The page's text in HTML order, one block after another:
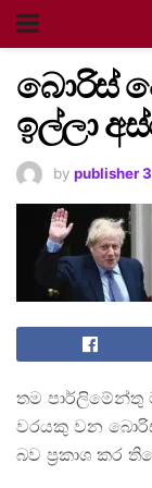
බොරිස්
ඉල්ලා
by publisher 3
තම පාර්ලිමේන්තු
වරයකු වන
බව ප්‍රකාශ කර